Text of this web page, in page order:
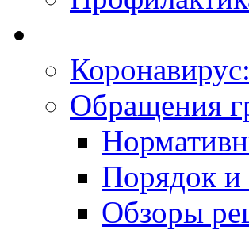
Обращения
Порядок и
Обзоры